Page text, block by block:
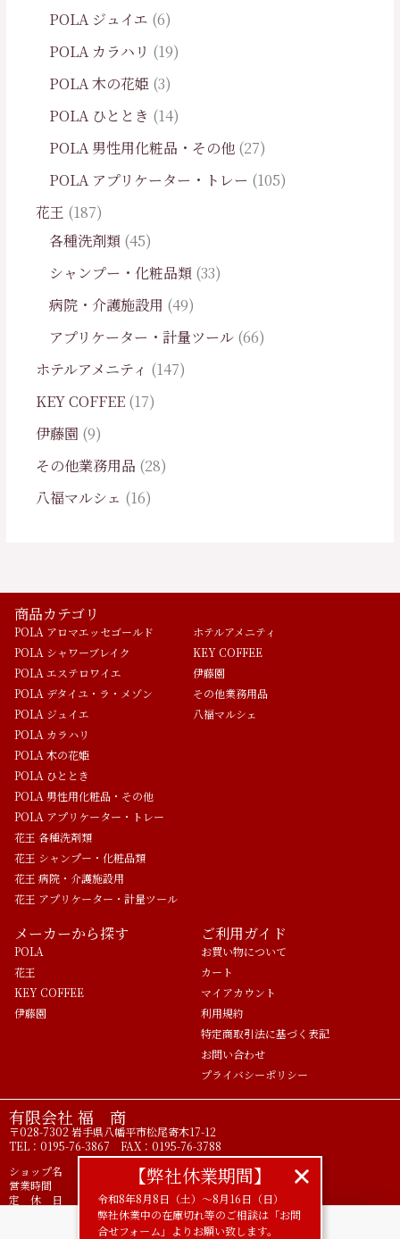
POLA ジュイエ 6
POLA カラハリ
19
POLA 木の花姫 3
POLA ひととき
14
POLA 男性用化粧品・その他 27
POLA アプリケーター・トレー 105
花王 187
各種洗剤類 45
シャンプー・化粧品類 33
病院・介護施設用 49
アプリケーター・計量ツール 66
ホテルアメニティ
147
KEY COFFEE 17
伊藤園 9
その他業務用品 28
八福マルシェ
16
商品カテゴリ
POLA アロマエッセゴールド
POLA シャワーブレイク
POLA エステロワイエ
POLA デタイユ・ラ・メゾン
POLA ジュイエ
POLA カラハリ
POLA 木の花姫
POLA ひととき
POLA 男性用化粧品・その他
POLA アプリケーター・トレー
花王 各種洗剤類
花王 シャンプー・化粧品類
花王 病院・介護施設用
花王 アプリケーター・計量ツール
ホテルアメニティ
KEY COFFEE
伊藤園
その他業務用品
八福マルシェ
メーカーから探す
POLA
花王
KEY COFFEE
伊藤園
ご利用ガイド
お買い物について
カート
マイアカウント
利用規約
特定商取引法に基づく表記
お問い合わせ
プライバシーポリシー
有限会社 福 商
〒028-7302 岩手県八幡平市松尾寄木17-12
TEL：0195-76-3867 FAX：0195-76-3788
ショップ名 ライフアメニティ POLA正規代理店
営業時間 9時00分～17時00分
定 休 日 土 日 祝
【弊社休業期間】
令和8年8月8日（土）〜8月16日（日）
弊社休業中の在庫切れ等のご相談は「お問
合せフォーム」よりお願い致します。